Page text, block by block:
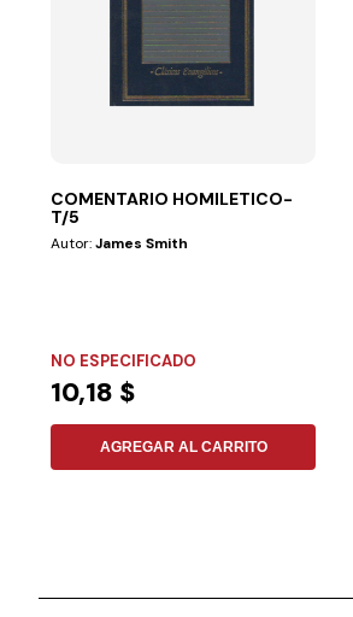
COMENTARIO HOMILETICO-
T/5
Autor:James Smith
NO ESPECIFICADO
10,18 $
AGREGAR AL CARRITO